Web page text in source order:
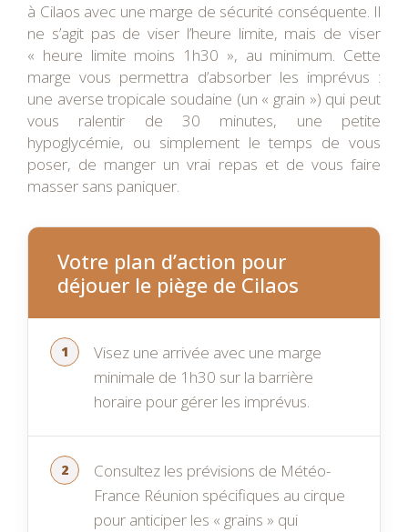
à Cilaos avec une marge de sécurité conséquente. Il
ne s’agit pas de viser l’heure limite, mais de viser
« heure limite moins 1h30 », au minimum. Cette
marge vous permettra d’absorber les imprévus :
une averse tropicale soudaine (un « grain ») qui peut
vous ralentir de 30 minutes, une petite
hypoglycémie, ou simplement le temps de vous
poser, de manger un vrai repas et de vous faire
masser sans paniquer.
Votre plan d’action pour
déjouer le piège de Cilaos
Visez une arrivée avec une marge
minimale de 1h30 sur la barrière
horaire pour gérer les imprévus.
Consultez les prévisions de Météo-
France Réunion spécifiques au cirque
pour anticiper les « grains » qui